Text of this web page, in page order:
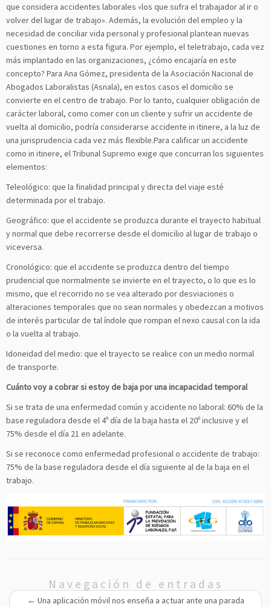
que considera accidentes laborales «los que sufra el trabajador al ir o
volver del lugar de trabajo». Además, la evolución del empleo y la
necesidad de conciliar vida personal y profesional plantean nuevas
cuestiones en torno a esta figura. Por ejemplo, el teletrabajo, cada vez
más implantado en las organizaciones, ¿cómo encajaría en este
concepto? Para Ana Gómez, presidenta de la Asociación Nacional de
Abogados Laboralistas (Asnala), en estos casos el domicilio se
convierte en el centro de trabajo. Por lo tanto, cualquier obligación de
carácter laboral, como comer con un cliente y sufrir un accidente de
vuelta al domicilio, podría considerarse accidente in itinere, a la luz de
una jurisprudencia cada vez más flexible.Para calificar un accidente
como in itinere, el Tribunal Supremo exige que concurran los siguientes
elementos:
Teleológico: que la finalidad principal y directa del viaje esté
determinada por el trabajo.
Geográfico: que el accidente se produzca durante el trayecto habitual
y normal que debe recorrerse desde el domicilio al lugar de trabajo o
viceversa.
Cronológico: que el accidente se produzca dentro del tiempo
prudencial que normalmente se invierte en el trayecto, o lo que es lo
mismo, que el recorrido no se vea alterado por desviaciones o
alteraciones temporales que no sean normales y obedezcan a motivos
de interés particular de tal índole que rompan el nexo causal con la ida
o la vuelta al trabajo.
Idoneidad del medio: que el trayecto se realice con un medio normal
de transporte.
Cuánto voy a cobrar si estoy de baja por una incapacidad temporal
Si se trata de una enfermedad común y accidente no laboral: 60% de la
base reguladora desde el 4º día de la baja hasta el 20º inclusive y el
75% desde el día 21 en adelante.
Si se reconoce como enfermedad profesional o accidente de trabajo:
75% de la base reguladora desde el día siguiente al de la baja en el
trabajo.
Navegación de entradas
← Una aplicación móvil nos enseña a actuar ante una parada